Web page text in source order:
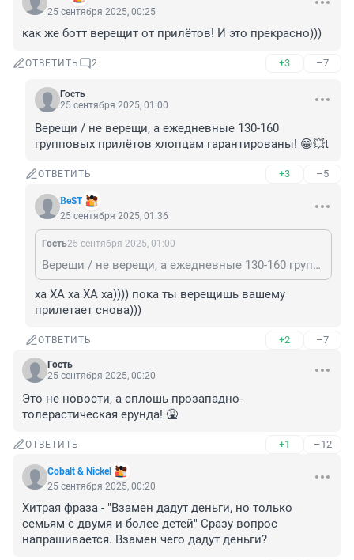
25 сентября 2025, 00:25
как же ботт верещит от прилётов! И это прекрасно)))
ОТВЕТИТЬ 2 +3 –7
Гость
25 сентября 2025, 01:00
Верещи / не верещи, а ежедневные 130-160
групповых прилётов хлопцам гарантированы! 😁💥t
ОТВЕТИТЬ +3 –5
ΒеST
25 сентября 2025, 01:36
Гость25 сентября 2025, 01:00
Верещи / не верещи, а ежедневные 130-160 групповых прилётов хлопцам гарантированы! 😁💥t
ха ХА ха ХА ха)))) пока ты верещишь вашему
прилетает снова)))
ОТВЕТИТЬ +2 –7
Гость
25 сентября 2025, 00:20
Это не новости, а сплошь прозападно-
толерастическая ерунда! 🤮
ОТВЕТИТЬ +1 –12
Cobalt & Nickel
25 сентября 2025, 00:20
Хитрая фраза - "Взамен дадут деньги, но только
семьям с двумя и более детей" Сразу вопрос
напрашивается. Взамен чего дадут деньги?